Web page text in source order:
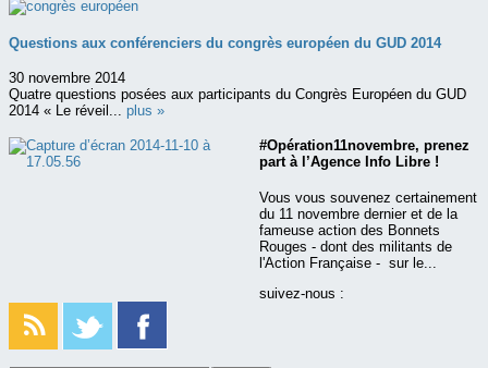
Questions aux conférenciers du congrès européen du GUD 2014
30 novembre 2014
Quatre questions posées aux participants du Congrès Européen du GUD
2014 « Le réveil... plus »
#Opération11novembre, prenez
part à l’Agence Info Libre !
Vous vous souvenez certainement
du 11 novembre dernier et de la
fameuse action des Bonnets
Rouges - dont des militants de
l'Action Française - sur le...
suivez-nous :